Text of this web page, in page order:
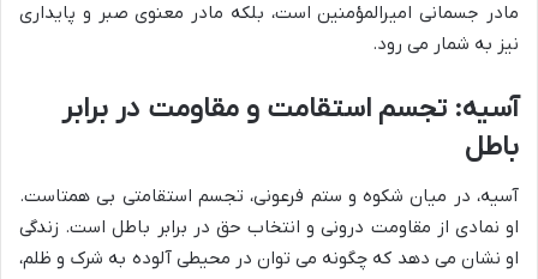
مادر جسمانی امیرالمؤمنین است، بلکه مادر معنوی صبر و پایداری
نیز به شمار می رود.
آسیه: تجسم استقامت و مقاومت در برابر
باطل
آسیه، در میان شکوه و ستم فرعونی، تجسم استقامتی بی همتاست.
او نمادی از مقاومت درونی و انتخاب حق در برابر باطل است. زندگی
او نشان می دهد که چگونه می توان در محیطی آلوده به شرک و ظلم،